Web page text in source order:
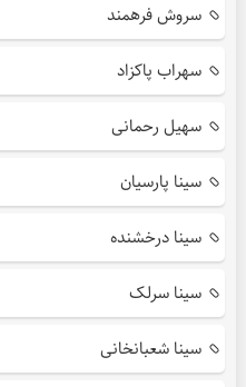
سروش فرهمند
سهراب پاکزاد
سهیل رحمانی
سینا پارسیان
سینا درخشنده
سینا سرلک
سینا شعبانخانی